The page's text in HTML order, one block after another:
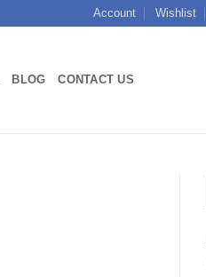
Account Wishlist
BLOG CONTACT US